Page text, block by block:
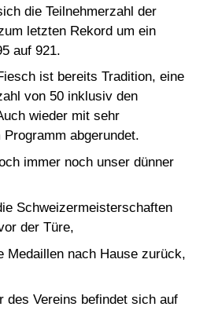
die Teilnehmerzahl der
letzten Rekord um ein
auf 921.
ist bereits Tradition, eine
von 50 inklusiv den
wieder mit sehr
abgerundet.
immer noch unser dünner
Schweizermeisterschaften
der Türe,
Medaillen nach Hause zurück,
des Vereins befindet sich auf